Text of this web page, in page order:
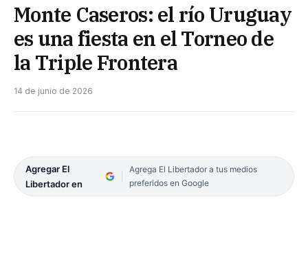
Monte Caseros: el río Uruguay
es una fiesta en el Torneo de
la Triple Frontera
14 de junio de 2026
Agregar El
Libertador en
Agrega El Libertador a tus medios
preferidos en Google